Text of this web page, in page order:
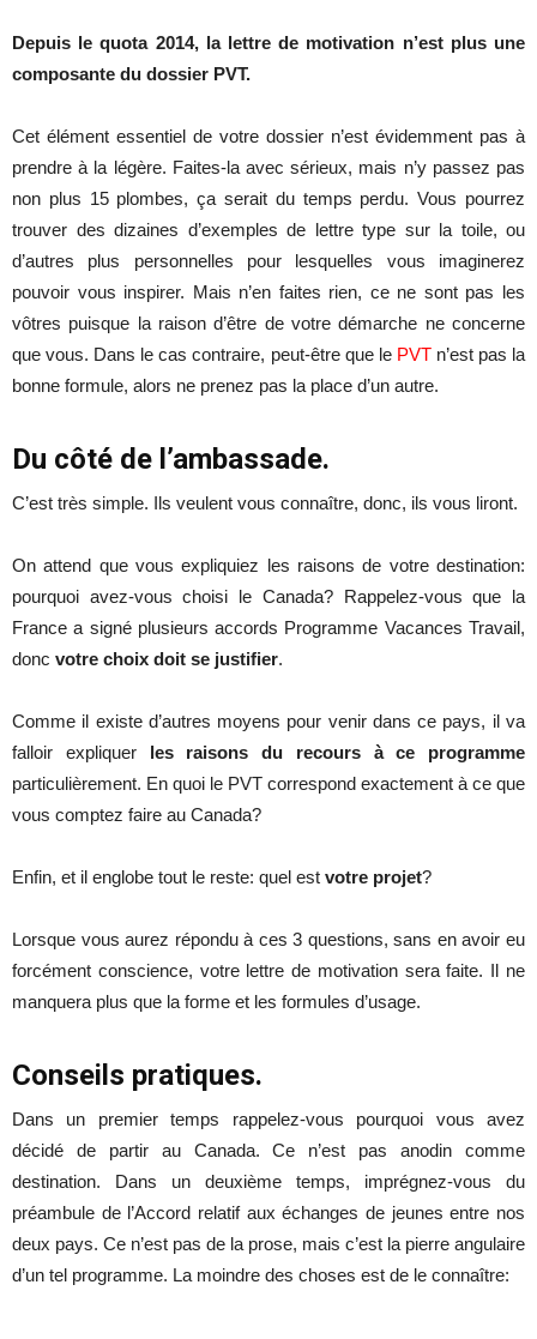
Depuis le quota 2014, la lettre de motivation n’est plus une
composante du dossier PVT.
Cet élément essentiel de votre dossier n’est évidemment pas à
prendre à la légère. Faites-la avec sérieux, mais n’y passez pas
non plus 15 plombes, ça serait du temps perdu. Vous pourrez
trouver des dizaines d’exemples de lettre type sur la toile, ou
d’autres plus personnelles pour lesquelles vous imaginerez
pouvoir vous inspirer. Mais n’en faites rien, ce ne sont pas les
vôtres puisque la raison d’être de votre démarche ne concerne
que vous. Dans le cas contraire, peut-être que le PVTn’est pas la
bonne formule, alors ne prenez pas la place d’un autre.
Du côté de l’ambassade.
C’est très simple. Ils veulent vous connaître, donc, ils vous liront.
On attend que vous expliquiez les raisons de votre destination:
pourquoi avez-vous choisi le Canada? Rappelez-vous que la
France a signé plusieurs accords Programme Vacances Travail,
donc votre choix doit se justifier.
Comme il existe d’autres moyens pour venir dans ce pays, il va
falloir expliquerles raisons du recours à ce programme
particulièrement. En quoi le PVT correspond exactement à ce que
vous comptez faire au Canada?
Enfin, et il englobe tout le reste: quel est votre projet?
Lorsque vous aurez répondu à ces 3 questions, sans en avoir eu
forcément conscience, votre lettre de motivation sera faite. Il ne
manquera plus que la forme et les formules d’usage.
Conseils pratiques.
Dans un premier temps rappelez-vous pourquoi vous avez
décidé de partir au Canada. Ce n’est pas anodin comme
destination. Dans un deuxième temps, imprégnez-vous du
préambule de l’Accord relatif aux échanges de jeunes entre nos
deux pays. Ce n’est pas de la prose, mais c’est la pierre angulaire
d’un tel programme. La moindre des choses est de le connaître: